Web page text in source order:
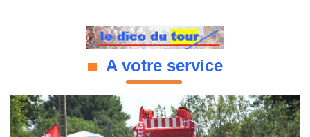
A votre service